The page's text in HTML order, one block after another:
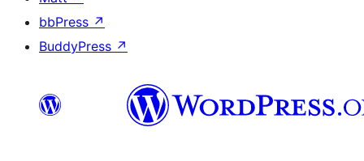
bbPress ↗
BuddyPress ↗